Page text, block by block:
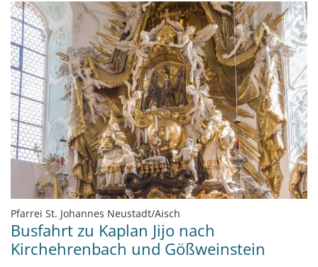
Pfarrei St. Johannes Neustadt/Aisch
Busfahrt zu Kaplan Jijo nach
Kirchehrenbach und Gößweinstein